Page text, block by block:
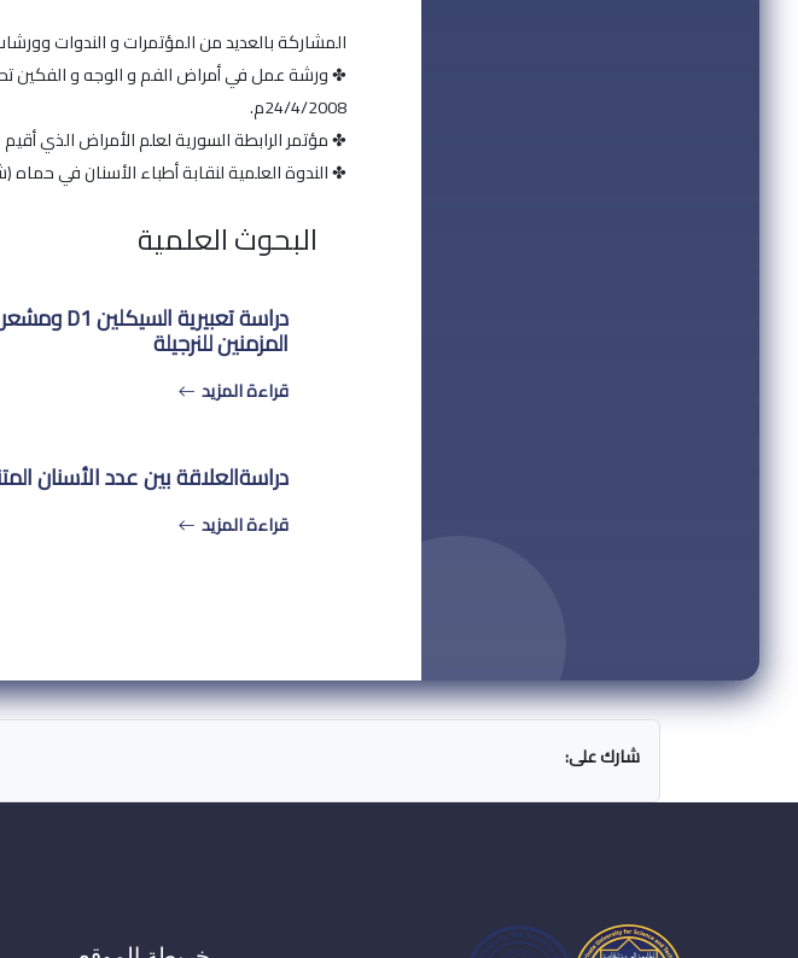
المشاركة بالعديد من المؤتمرات و الندوات
✤ ورشة عمل في أمراض الفم و الوجه و الفكين
24/4/2008م.
✤ مؤتمر الرابطة السورية لعلم الأمراض الذي أقيم بمنتجع مشتى
✤ الندوة العلمية لنقابة أطباء الأسنان في حماه
البحوث العلمية
المزمنين للنرجيلة
قراءة المزيد
دراسةالعلاقة بين عدد الأسنان
قراءة المزيد
شارك على: